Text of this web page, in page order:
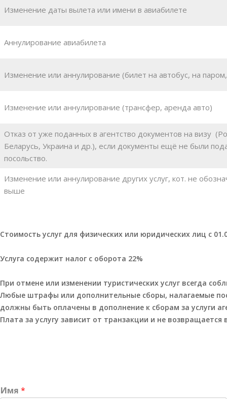
Изменение даты вылета или имени в авиабилете
Аннулирование авиабилета
Изменение или аннулирование (билет на автобус, на
Изменение или аннулирование (трансфер, аренда авто)
Отказ от уже поданных в агентство документов на визу
Беларусь, Украина и др.), если документы ещё не были
посольство.
Изменение или аннулирование других услуг, кот. не
выше
Стоимость услуг для физических или юридических лиц с
Услуга содержит налог с оборота 22%
При отмене или изменении туристических услуг всегда
Любые штрафы или дополнительные сборы, налагаемые
должны быть оплачены в дополнение к сборам за услуги
Плата за услугу зависит от транзакции и не
Имя *